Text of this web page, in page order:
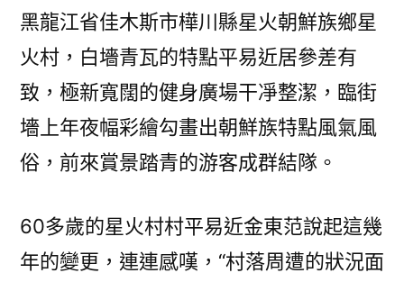
黑龍江省佳木斯市樺川縣星火朝鮮族鄉星
火村，白墻青瓦的特點平易近居參差有
致，極新寬闊的健身廣場干凈整潔，臨街
墻上年夜幅彩繪勾畫出朝鮮族特點風氣風
俗，前來賞景踏青的游客成群結隊。
60多歲的星火村村平易近金東范說起這幾
年的變更，連連感嘆，“村落周遭的狀況面